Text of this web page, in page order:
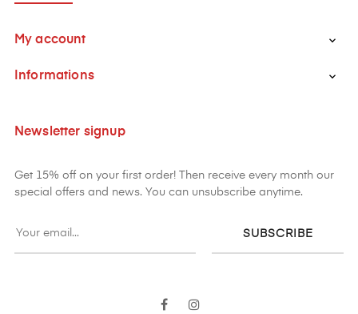
My account 
Informations 
Newsletter signup
Get 15% off on your first order! Then receive every month our
special offers and news. You can unsubscribe anytime.
SUBSCRIBE
Facebook